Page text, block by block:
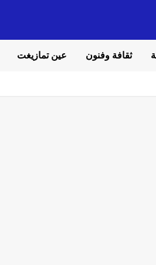
ثقافة وفنون عين تمازيغت